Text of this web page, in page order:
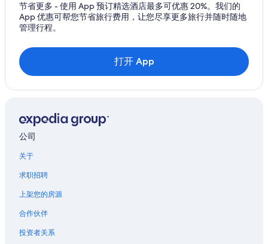
节省更多 - 使用 App 预订精选酒店最多可优惠 20%。我们的
App 优惠可帮您节省旅行费用，让您尽享更多旅行并随时随地
管理行程。
打开 App
公司
关于
求职招聘
上架您的房源
合作伙伴
投资者关系